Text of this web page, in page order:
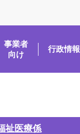
事業者
向け
行政情報
祉医療係